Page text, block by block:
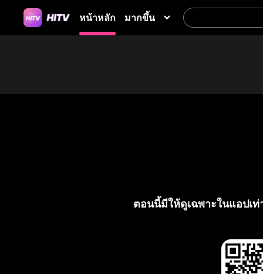
หน้าหลัก มากขึ้น
ตอนนี้มีให้ดูเฉพาะในแอปเ